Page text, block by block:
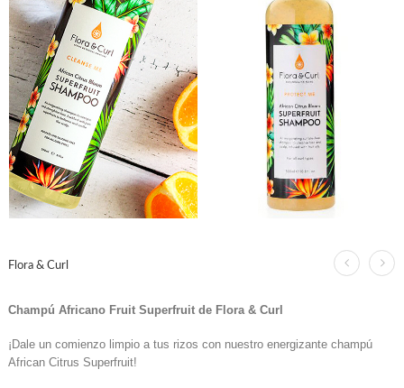
Flora & Curl
Champú Africano Fruit Superfruit de Flora & Curl
¡Dale un comienzo limpio a tus rizos con nuestro energizante champú
African Citrus Superfruit!